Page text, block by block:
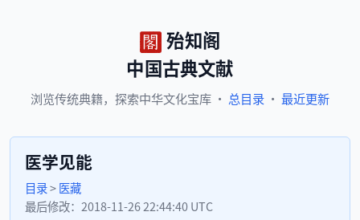
殆知阁
中国古典文献
浏览传统典籍， 探索中华文化宝库 · 总目录 · 最近更新
医学见能
目录>医藏
最后修改： 2018-11-26 22:44:40 UTC